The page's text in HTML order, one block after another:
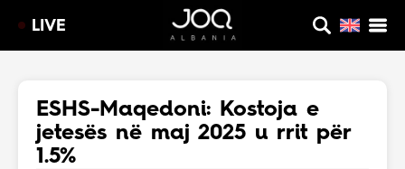
LIVE
ESHS-Maqedoni: Kostoja e
jetesës në maj 2025 u rrit për
1.5%